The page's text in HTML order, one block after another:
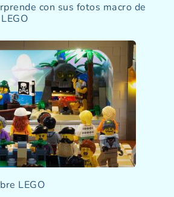
con sus fotos macro de
LEGO